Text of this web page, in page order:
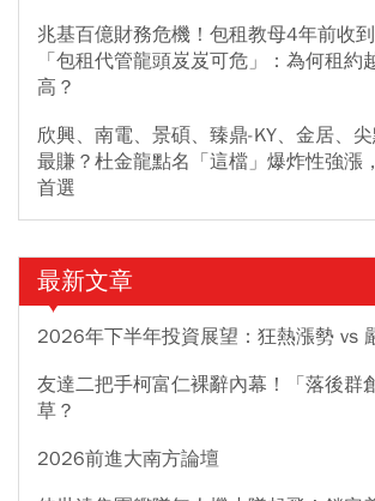
兆基百億財務危機！包租教母4年前收
「包租代管龍頭岌岌可危」：為何租約
高？
欣興、南電、景碩、臻鼎-KY、金居、
最賺？杜金龍點名「這檔」爆炸性強漲
首選
最新文章
2026年下半年投資展望：狂熱漲勢 vs
友達二把手柯富仁裸辭內幕！「落後群
草？
2026前進大南方論壇